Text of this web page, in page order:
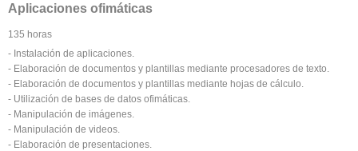
Aplicaciones ofimáticas
135 horas
- Instalación de aplicaciones.
- Elaboración de documentos y plantillas mediante procesadores de texto.
- Elaboración de documentos y plantillas mediante hojas de cálculo.
- Utilización de bases de datos ofimáticas.
- Manipulación de imágenes.
- Manipulación de videos.
- Elaboración de presentaciones.